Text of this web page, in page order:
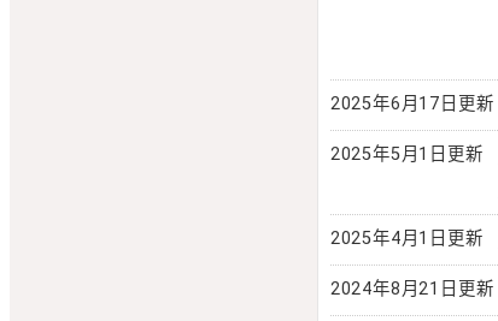
2025年6月17日更新
2025年5月1日更新
2025年4月1日更新
2024年8月21日更新